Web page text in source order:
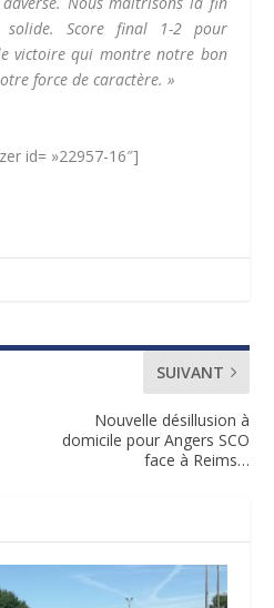
Score final 1-2 pour
victoire qui montre notre bon
force de caractère. »
id= »22957-16″]
SUIVANT
Nouvelle désillusion à
domicile pour Angers SCO
face à Reims…